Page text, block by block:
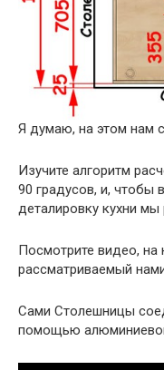
Я думаю, на этом нам
Изучите алгоритм
90 градусов, и, чтобы
деталировку кухни
Посмотрите видео, на
рассматриваемый
Сами Столешницы
помощью